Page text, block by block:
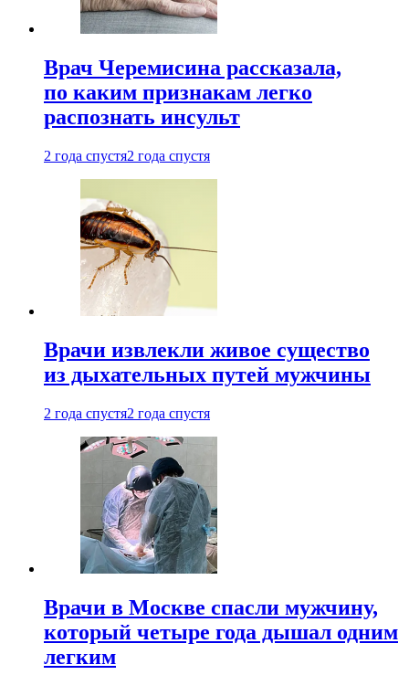
Врач Черемисина рассказала,
по каким признакам легко
распознать инсульт
2 года спустя2 года спустя
Врачи извлекли живое существо
из дыхательных путей мужчины
2 года спустя2 года спустя
Врачи в Москве спасли мужчину,
который четыре года дышал одним
легким